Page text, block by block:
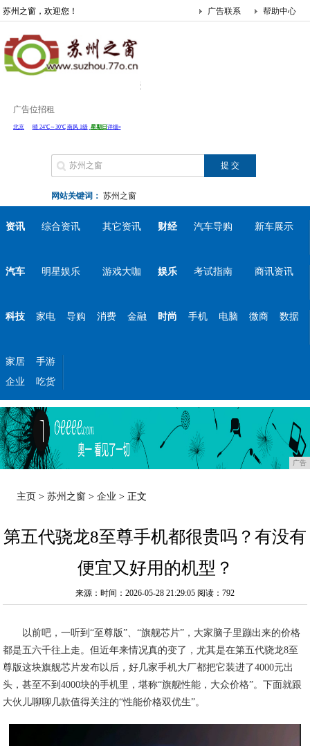
苏州之窗，欢迎您！ 帮助中心
广告联系
广告位招租
网站关键词： 苏州之窗
资讯 综合资讯 其它资讯 财经 汽车导购 新车展示
汽车 明星娱乐 游戏大咖 娱乐 考试指南 商讯资讯
科技 家电 导购 消费 金融 时尚 手机 电脑 微商 数据
家居
手游
企业
吃货
广告
主页 >苏州之窗 >企业 > 正文
第五代骁龙8至尊手机都很贵吗？有没有
便宜又好用的机型？
来源：时间：2026-05-28 21:29:05 阅读：792
以前吧，一听到“至尊版”、“旗舰芯片”，大家脑子里蹦出来的价格
都是五六千往上走。但近年来情况真的变了，尤其是在第五代骁龙8至
尊版这块旗舰芯片发布以后，好几家手机大厂都把它装进了4000元出
头，甚至不到4000块的手机里，堪称“旗舰性能，大众价格”。下面就跟
大伙儿聊聊几款值得关注的“性能价格双优生”。